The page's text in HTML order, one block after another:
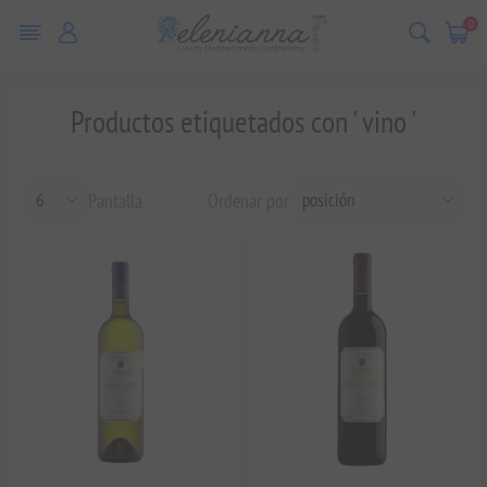
0
Productos etiquetados con ' vino '